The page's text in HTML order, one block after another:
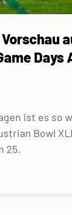
Days
ist es so
Bowl
25.